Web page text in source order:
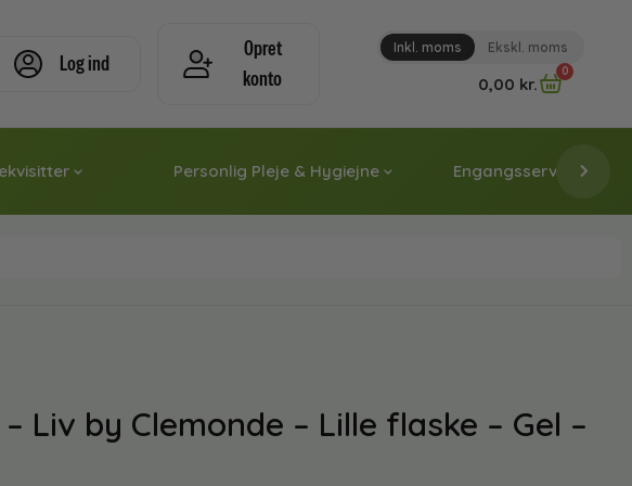
Log ind
Opret
konto
Inkl. moms Ekskl. moms
0,00 kr.
0
Personlig Pleje & Hygiejne Engangsservice &
Liv by Clemonde – Lille flaske – Gel –